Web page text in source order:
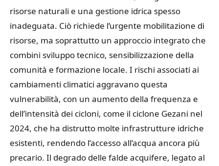
risorse naturali e una gestione idrica spesso
inadeguata. Ciò richiede l’urgente mobilitazione di
risorse, ma soprattutto un approccio integrato che
combini sviluppo tecnico, sensibilizzazione della
comunità e formazione locale. I rischi associati ai
cambiamenti climatici aggravano questa
vulnerabilità, con un aumento della frequenza e
dell’intensità dei cicloni, come il ciclone Gezani nel
2024, che ha distrutto molte infrastrutture idriche
esistenti, rendendo l’accesso all’acqua ancora più
precario. Il degrado delle falde acquifere, legato al